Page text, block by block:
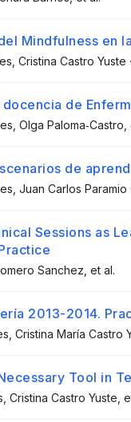
Mindfulness en
, Cristina Castro Yuste ·
de
, Olga Paloma‐Castro
de
, Juan Carlos
Sessions as
Sanchez , et al.
2013-2014.
, Cristina María Castro
Tool in
, Cristina Castro Yuste ,